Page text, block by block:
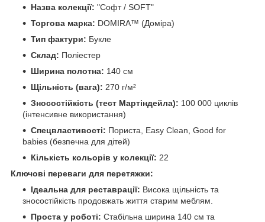
Назва колекції: "Софт / SOFT"
Торгова марка: DOMIRA™ (Доміра)
Тип фактури: Букле
Склад: Поліестер
Ширина полотна: 140 см
Щільність (вага): 270 г/м²
Зносостійкість (тест Мартіндейла): 100 000 циклів
(інтенсивне використання)
Спецвластивості: Пориста, Easy Clean, Good for
babies (безпечна для дітей)
Кількість кольорів у колекції: 22
Ключові переваги для перетяжки:
Ідеальна для реставрації: Висока щільність та
зносостійкість продовжать життя старим меблям.
Проста у роботі: Стабільна ширина 140 см та